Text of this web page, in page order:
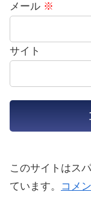
メール ※
サイト
このサイトはス
ています。
コメ